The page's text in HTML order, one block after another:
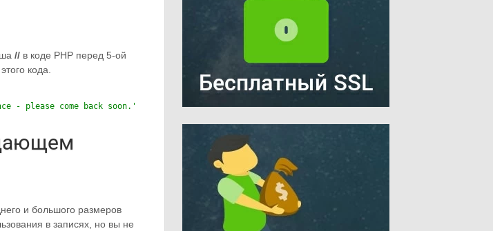
// в коде PHP перед 5-ой
кода.
- please come back soon.', array('response' =&gt; '503'));
и большого размеров
в записях, но вы не